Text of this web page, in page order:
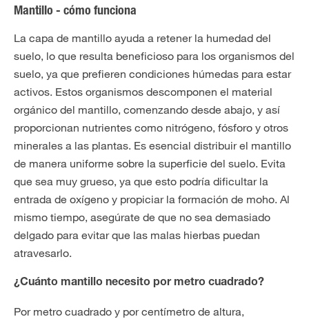
Mantillo - cómo funciona
La capa de mantillo ayuda a retener la humedad del
suelo, lo que resulta beneficioso para los organismos del
suelo, ya que prefieren condiciones húmedas para estar
activos. Estos organismos descomponen el material
orgánico del mantillo, comenzando desde abajo, y así
proporcionan nutrientes como nitrógeno, fósforo y otros
minerales a las plantas. Es esencial distribuir el mantillo
de manera uniforme sobre la superficie del suelo. Evita
que sea muy grueso, ya que esto podría dificultar la
entrada de oxígeno y propiciar la formación de moho. Al
mismo tiempo, asegúrate de que no sea demasiado
delgado para evitar que las malas hierbas puedan
atravesarlo.
¿Cuánto mantillo necesito por metro cuadrado?
Por metro cuadrado y por centímetro de altura,